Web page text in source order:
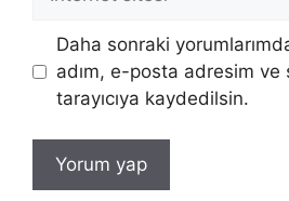
sitesi
Daha sonraki
adım, e-posta adresim
tarayıcıya kaydedilsin.